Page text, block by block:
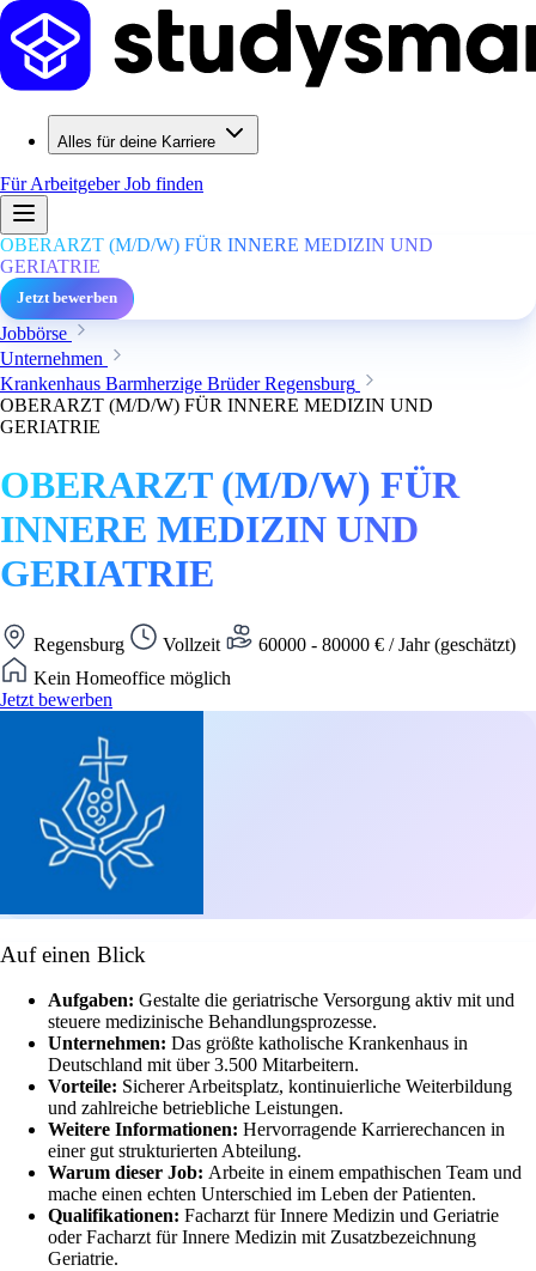
Alles für deine Karriere
Für ArbeitgeberJob finden
OBERARZT (M/D/W) FÜR INNERE MEDIZIN UND
GERIATRIE
Jetzt bewerben
Jobbörse
Unternehmen
Krankenhaus Barmherzige Brüder Regensburg
OBERARZT (M/D/W) FÜR INNERE MEDIZIN UND
GERIATRIE
OBERARZT (M/D/W) FÜR
INNERE MEDIZIN UND
GERIATRIE
Regensburg Vollzeit
60000 - 80000 € / Jahr (geschätzt)
Kein Homeoffice möglich
Jetzt bewerben
Auf einen Blick
Aufgaben: Gestalte die geriatrische Versorgung aktiv mit und
steuere medizinische Behandlungsprozesse.
Unternehmen: Das größte katholische Krankenhaus in
Deutschland mit über 3.500 Mitarbeitern.
Vorteile: Sicherer Arbeitsplatz, kontinuierliche Weiterbildung
und zahlreiche betriebliche Leistungen.
Weitere Informationen: Hervorragende Karrierechancen in
einer gut strukturierten Abteilung.
Warum dieser Job: Arbeite in einem empathischen Team und
mache einen echten Unterschied im Leben der Patienten.
Qualifikationen: Facharzt für Innere Medizin und Geriatrie
oder Facharzt für Innere Medizin mit Zusatzbezeichnung
Geriatrie.